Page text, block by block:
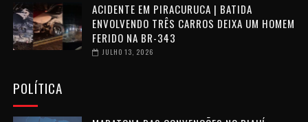
ACIDENTE EM PIRACURUCA | BATIDA
ENVOLVENDO TRÊS CARROS DEIXA UM HOMEM
FERIDO NA BR-343
JULHO 13, 2026
POLÍTICA